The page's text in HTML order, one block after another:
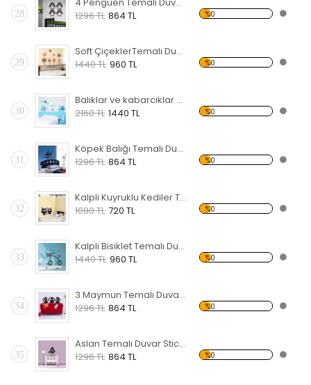
28
1296 TL 864 TL %0
29
Soft ÇiçeklerTemalı Duvar Sticker
1440 TL 960 TL %0
30
Balıklar ve kabarcıklar Temalı Duvar Sticker
2160 TL 1440 TL %0
31
Köpek Balığı Temalı Duvar Sticker
1296 TL 864 TL %0
32
Kalpli Kuyruklu Kediler Temalı Duvar Sticker
1080 TL 720 TL %0
33
Kalpli Bisiklet Temalı Duvar Sticker
1440 TL 960 TL %0
34
3 Maymun Temalı Duvar Sticker
1296 TL 864 TL %0
35
Aslan Temalı Duvar Sticker
1296 TL 864 TL %0